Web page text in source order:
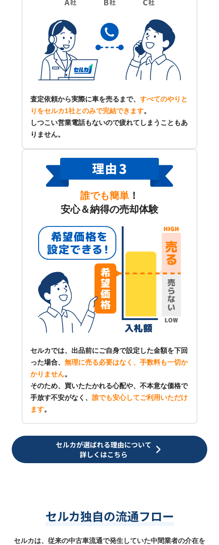
査定依頼から実際に車を売るまで、 すべてのやりと
りをセルカ1社とのみで完結できます。
しつこい営業電話もないので疲れてしまうこともあ
りません。
誰でも簡単 ！
安心＆納得の売却体験
セルカでは、出品前にご自身で設定した金額を下回
った場合、 無理に売る必要はなく、手数料も一切か
かりません。
そのため、買いたたかれる心配や、不本意な価格で
手放す不安がなく、 誰でも安心してご利用いただけ
ます。
セルカが選ばれる理由について
詳しくはこちら
セルカ独自の流通フロー
セルカは、従来の中古車流通で発生していた中間業者の介在を